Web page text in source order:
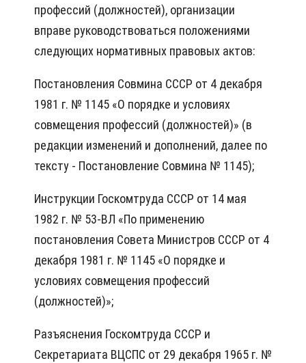
профессий (должностей), организации
вправе руководствоваться положениями
следующих нормативных правовых актов:
Постановления Совмина СССР от 4 декабря
1981 г. № 1145 «О порядке и условиях
совмещения профессий (должностей)» (в
редакции изменений и дополнений, далее по
тексту - Постановление Совмина № 1145);
Инструкции Госкомтруда СССР от 14 мая
1982 г. № 53-ВЛ «По применению
постановления Совета Министров СССР от 4
декабря 1981 г. № 1145 «О порядке и
условиях совмещения профессий
(должностей)»;
Разъяснения Госкомтруда СССР и
Секретариата ВЦСПС от 29 декабря 1965 г. №